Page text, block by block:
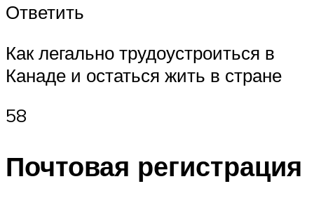
Ответить
Как легально трудоустроиться в
Канаде и остаться жить в стране
58
Почтовая регистрация